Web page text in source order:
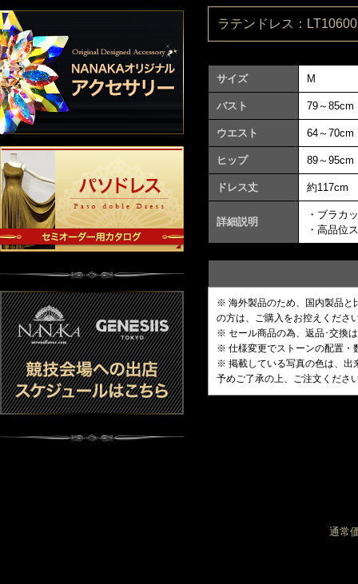
ラテンドレス：
サイズ M
バスト 79～85cm
ウエスト 64～70cm
ヒップ 89～95cm
ドレス丈 約117cm
詳細説明
・ブラカ
・高品位
※ 海外製品のため、国内製品と
の方は、ご購入をお控えくださ
※ セール商品の為、返品･交換
※ 仕様変更でストーンの配置・
※ 掲載している写真の色は、出
予めご了承の上、ご注文くださ
通常